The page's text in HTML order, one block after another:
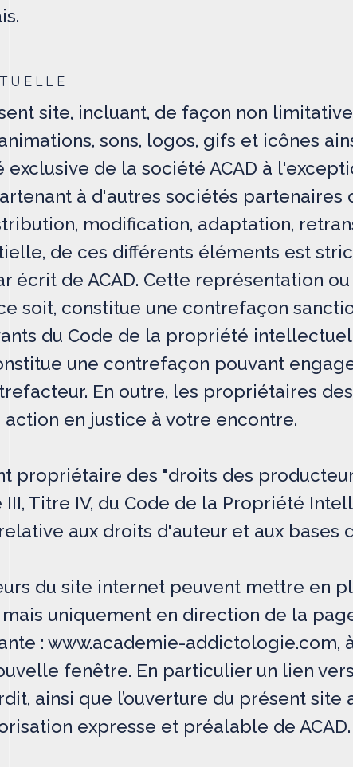
site, incluant, de façon non
sons, logos, gifs et icônes
de la société ACAD à
à d'autres sociétés partenaires
modification, adaptation,
de ces différents éléments est
écrit de ACAD. Cette représentation
soit, constitue une contrefaçon
du Code de la propriété
une contrefaçon pouvant
En outre, les propriétaires
en justice à votre encontre.
propriétaire des "droits des
III, Titre IV, du Code de la Propriété
aux droits d'auteur et aux bases
du site internet peuvent mettre en
uniquement en direction de la
: www.academie-addictologie.com,
fenêtre. En particulier un lien
ainsi que l’ouverture du présent site
expresse et préalable de ACAD.